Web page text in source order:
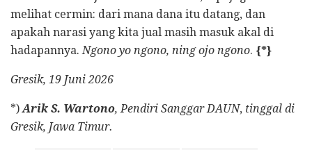
melihat cermin: dari mana dana itu datang, dan
apakah narasi yang kita jual masih masuk akal di
hadapannya.Ngono yo ngono, ning ojo ngono. {*}
Gresik, 19 Juni 2026
*)Arik S. Wartono, Pendiri Sanggar DAUN, tinggal di
Gresik, Jawa Timur.